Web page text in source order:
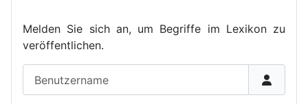
Melden Sie sich an, um Begriffe im Lexikon zu
veröffentlichen.